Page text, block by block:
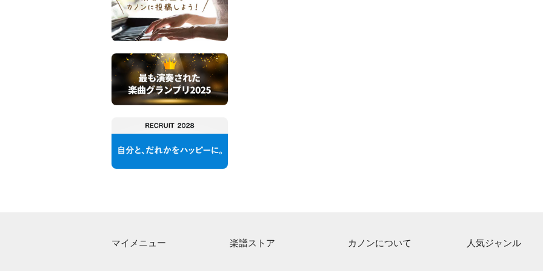
マイメニュー 楽譜ストア カノンについて 人気ジャンル